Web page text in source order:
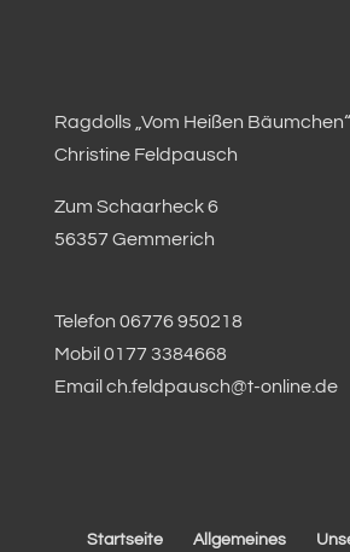
Ragdolls „Vom Heißen Bäumchen“
Christine Feldpausch
Zum Schaarheck 6
56357 Gemmerich
Telefon 06776 950218
Mobil 0177 3384668
Email ch.feldpausch@t-online.de
Startseite Allgemeines